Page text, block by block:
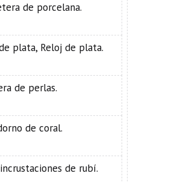
de porcelana.
plata, Reloj de plata.
de perlas.
de coral.
de rubí.